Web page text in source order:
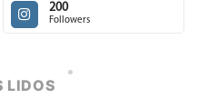
200
Followers
LIDOS